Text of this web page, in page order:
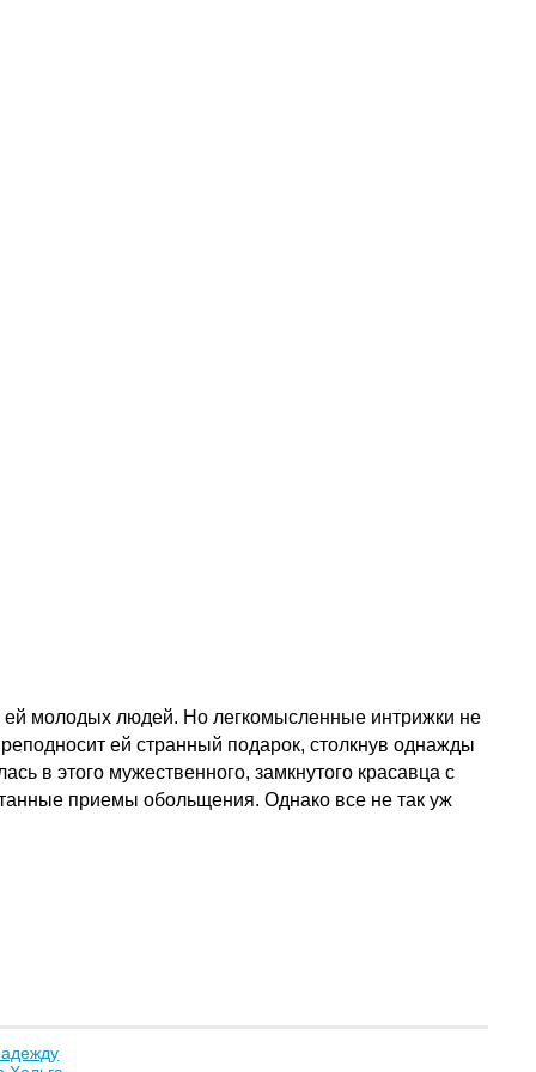
ей молодых людей. Но легкомысленные интрижки не
ей странный подарок, столкнув однажды
в этого мужественного, замкнутого красавца с
приемы обольщения. Однако все не так уж